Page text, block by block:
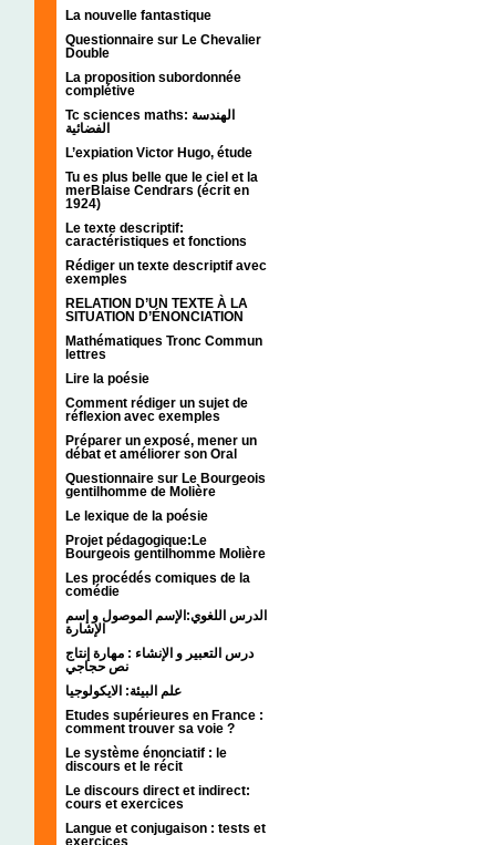
La nouvelle fantastique
Questionnaire sur Le Chevalier
Double
La proposition subordonnée
complétive
Tc sciences maths: الهندسة
الفضائية
L’expiation Victor Hugo, étude
Tu es plus belle que le ciel et la
merBlaise Cendrars (écrit en
1924)
Le texte descriptif:
caractéristiques et fonctions
Rédiger un texte descriptif avec
exemples
RELATION D’UN TEXTE À LA
SITUATION D’ÉNONCIATION
Mathématiques Tronc Commun
lettres
Lire la poésie
Comment rédiger un sujet de
réflexion avec exemples
Préparer un exposé, mener un
débat et améliorer son Oral
Questionnaire sur Le Bourgeois
gentilhomme de Molière
Le lexique de la poésie
Projet pédagogique:Le
Bourgeois gentilhomme Molière
Les procédés comiques de la
comédie
الدرس اللغوي:الإسم الموصول و إسم
الإشارة
درس التعبير و الإنشاء : مهارة إنتاج
نص حجاجي
علم البيئة: الايكولوجيا
Etudes supérieures en France :
comment trouver sa voie ?
Le système énonciatif : le
discours et le récit
Le discours direct et indirect:
cours et exercices
Langue et conjugaison : tests et
exercices